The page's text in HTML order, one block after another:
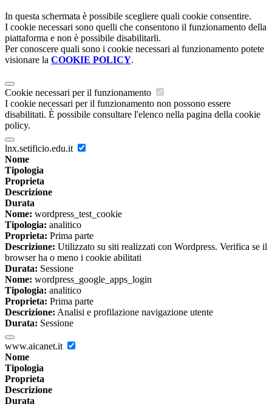
In questa schermata è possibile scegliere quali cookie consentire.
I cookie necessari sono quelli che consentono il funzionamento della
piattaforma e non è possibile disabilitarli.
Per conoscere quali sono i cookie necessari al funzionamento potete
visionare la COOKIE POLICY.
Cookie necessari per il funzionamento
I cookie necessari per il funzionamento non possono essere
disabilitati. È possibile consultare l'elenco nella pagina della cookie
policy.
lnx.setificio.edu.it
Nome
Tipologia
Proprieta
Descrizione
Durata
Nome: wordpress_test_cookie
Tipologia: analitico
Proprieta: Prima parte
Descrizione: Utilizzato su siti realizzati con Wordpress. Verifica se il
browser ha o meno i cookie abilitati
Durata: Sessione
Nome: wordpress_google_apps_login
Tipologia: analitico
Proprieta: Prima parte
Descrizione: Analisi e profilazione navigazione utente
Durata: Sessione
www.aicanet.it
Nome
Tipologia
Proprieta
Descrizione
Durata